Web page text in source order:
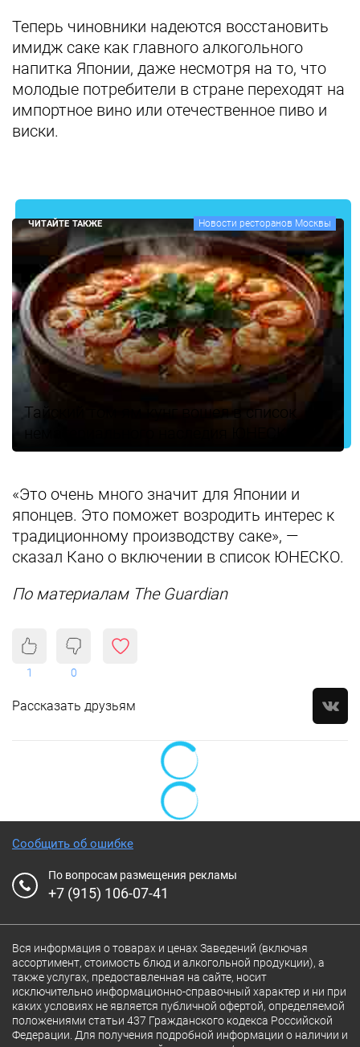
Теперь чиновники надеются восстановить
имидж саке как главного алкогольного
напитка Японии, даже несмотря на то, что
молодые потребители в стране переходят на
импортное вино или отечественное пиво и
виски.
Тайский том ям кунг вошел в список
нематериального наследия ЮНЕСКО
ЧИТАЙТЕ ТАКЖЕ Новости ресторанов Москвы
«Это очень много значит для Японии и
японцев. Это поможет возродить интерес к
традиционному производству саке», —
сказал Кано о включении в список ЮНЕСКО.
По материалам The Guardian
1 0
Рассказать друзьям
Сообщить об ошибке
По вопросам размещения рекламы
+7 (915) 106-07-41
Вся информация о товарах и ценах Заведений (включая
ассортимент, стоимость блюд и алкогольной продукции), а
также услугах, предоставленная на сайте, носит
исключительно информационно-справочный характер и ни при
каких условиях не является публичной офертой, определяемой
положениями статьи 437 Гражданского кодекса Российской
Федерации. Для получения подробной информации о наличии и